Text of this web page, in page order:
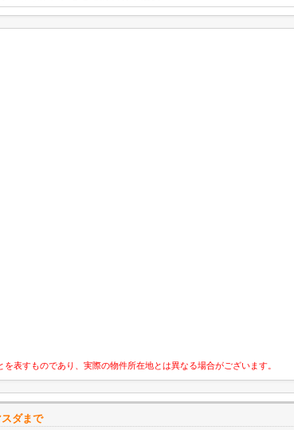
表すものであり、実際の物件所在地とは異なる場合がございます。
ダまで